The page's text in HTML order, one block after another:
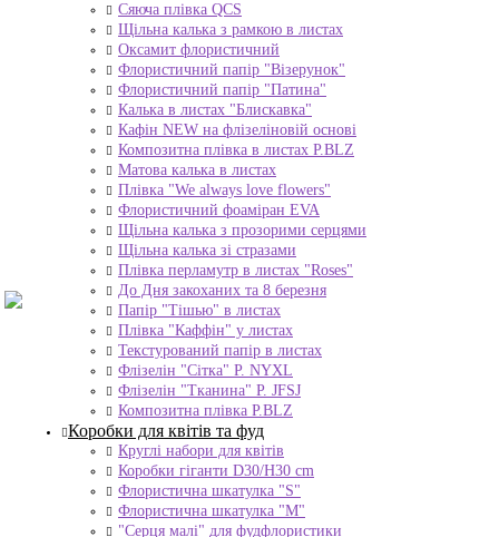
Сяюча плівка QCS
Щільна калька з рамкою в листах
Оксамит флористичний
Флористичний папір "Візерунок"
Флористичний папір "Патина"
Калька в листах "Блискавка"
Кафін NEW на флізеліновій основі
Композитна плівка в листах Р.BLZ
Матова калька в листах
Плівка "We always love flowers"
Флористичний фоаміран EVA
Щільна калька з прозорими серцями
Щільна калька зі стразами
Плівка перламутр в листах "Roses"
До Дня закоханих та 8 березня
Папір "Тішью" в листах
Плівка "Каффін" у листах
Текстурований папір в листах
Флізелін "Сітка" P. NYXL
Флізелін "Тканина" P. JFSJ
Композитна плівка Р.BLZ
Коробки для квітів та фуд
Круглі набори для квітів
Коробки гіганти D30/H30 cm
Флористична шкатулка "S"
Флористична шкатулка "М"
"Серця малі" для фудфлористики